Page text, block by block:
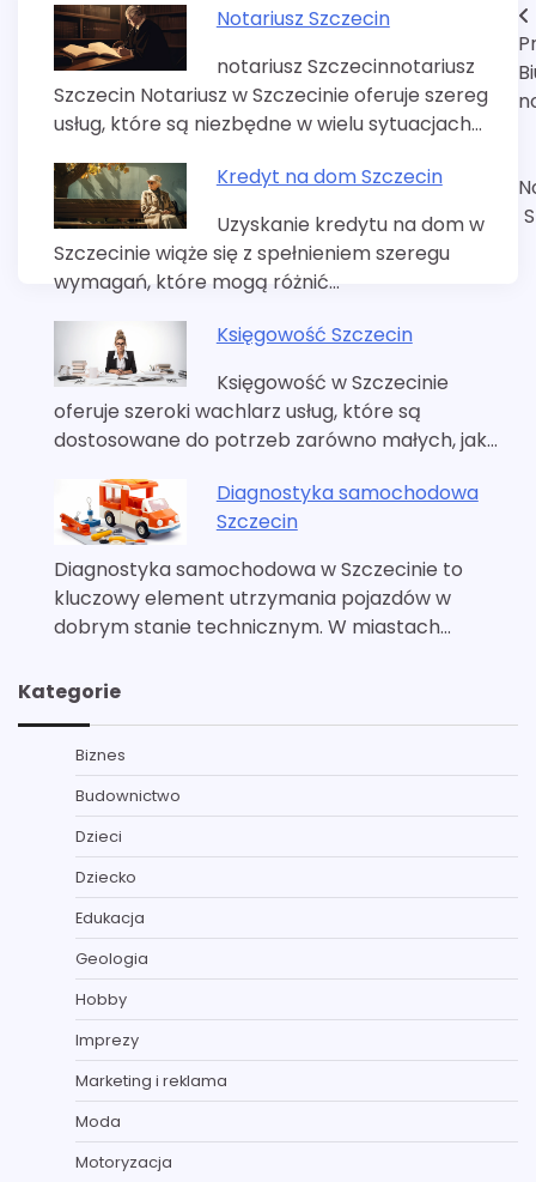
Notariusz Szczecin
notariusz Szczecinnotariusz
Szczecin Notariusz w Szczecinie oferuje szereg
usług, które są niezbędne w wielu sytuacjach…
Kredyt na dom Szczecin
Uzyskanie kredytu na dom w
Szczecinie wiąże się z spełnieniem szeregu
wymagań, które mogą różnić…
Księgowość Szczecin
Księgowość w Szczecinie
oferuje szeroki wachlarz usług, które są
dostosowane do potrzeb zarówno małych, jak…
Diagnostyka samochodowa
Szczecin
Diagnostyka samochodowa w Szczecinie to
kluczowy element utrzymania pojazdów w
dobrym stanie technicznym. W miastach…
Nawigacja
wpisu
Kategorie
Biznes
Budownictwo
Dzieci
Dziecko
Edukacja
Geologia
Hobby
Imprezy
Marketing i reklama
Moda
Motoryzacja